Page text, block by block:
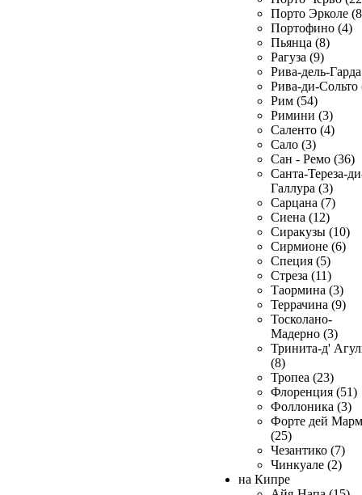
Порто Эрколе
Портофино (4)
Пьянца (8)
Рагуза (9)
Рива-дель-
Рива-ди-Сольто
Рим (54)
Римини (3)
Саленто (4)
Сало (3)
Сан - Ремо (36)
Санта-Тереза-
Галлура (3)
Сарцана (7)
Сиена (12)
Сиракузы (10)
Сирмионе (6)
Специя (5)
Стреза (11)
Таормина (3)
Террачина (9)
Тосколано-
Мадерно (3)
Тринита-д'
(8)
Тропеа (23)
Флоренция (51)
Фоллоника (3)
Форте дей
(25)
Чезантико (7)
Чинкуале (2)
на Кипре